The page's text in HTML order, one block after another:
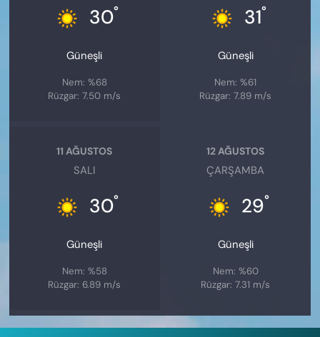
30°
Güneşli
Nem: %68
Rüzgar: 7.50 m/s
31°
Güneşli
Nem: %61
Rüzgar: 7.89 m/s
11 AĞUSTOS
SALI
30°
Güneşli
Nem: %58
Rüzgar: 6.89 m/s
12 AĞUSTOS
ÇARŞAMBA
29°
Güneşli
Nem: %60
Rüzgar: 7.31 m/s